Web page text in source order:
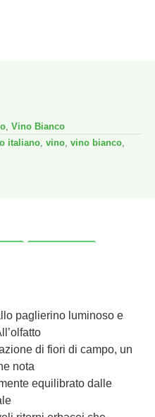
Vino Bianco
italiano vino vino bianco
paglierino luminoso e
di fiori di campo, un
nota
equilibrato dalle